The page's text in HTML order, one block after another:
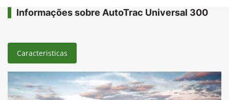
Informações sobre AutoTrac Universal 300
Caracteristicas